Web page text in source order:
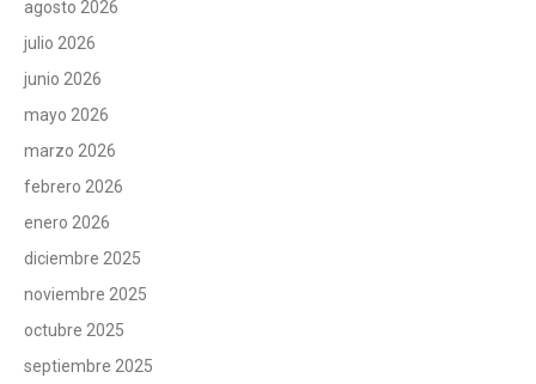
agosto 2026
julio 2026
junio 2026
mayo 2026
marzo 2026
febrero 2026
enero 2026
diciembre 2025
noviembre 2025
octubre 2025
septiembre 2025